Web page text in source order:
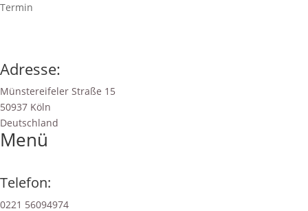
Termin
Adresse:
Münstereifeler Straße 15
50937 Köln
Deutschland
Menü
Telefon:
0221 56094974‬